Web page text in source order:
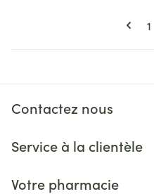
1
Contactez nous
Service à la clientèle
Votre pharmacie